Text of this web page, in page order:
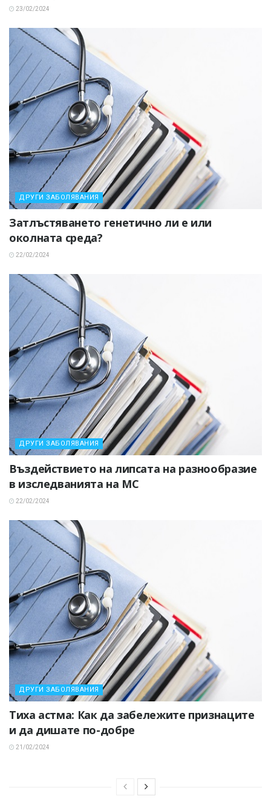
23/02/2024
ДРУГИ ЗАБОЛЯВАНИЯ
Затлъстяването генетично ли е или
околната среда?
22/02/2024
ДРУГИ ЗАБОЛЯВАНИЯ
Въздействието на липсата на разнообразие
в изследванията на МС
22/02/2024
ДРУГИ ЗАБОЛЯВАНИЯ
Тиха астма: Как да забележите признаците
и да дишате по-добре
21/02/2024